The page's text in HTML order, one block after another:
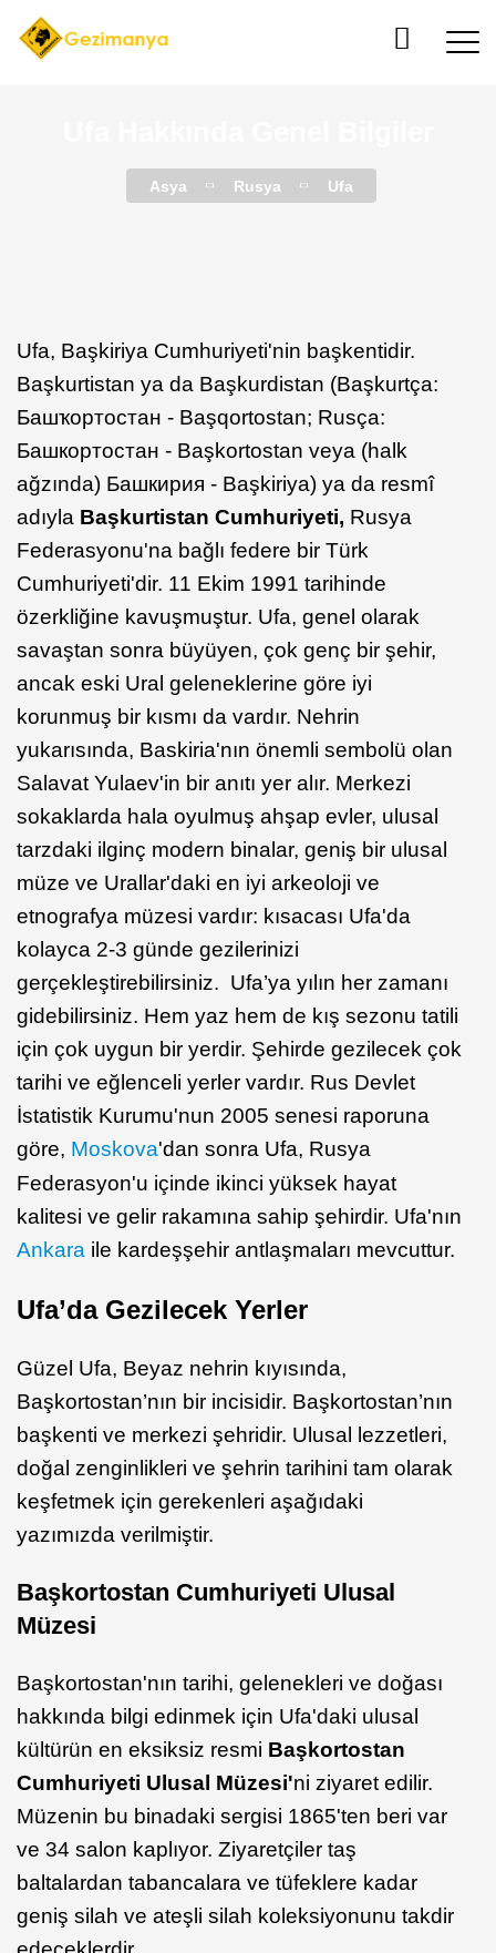
Asya Rusya Ufa
Ufa, Başkiriya Cumhuriyeti'nin başkentidir.
Başkurtistan ya da Başkurdistan (Başkurtça:
Башҡортостан - Başqortostan; Rusça:
Башкортостан - Başkortostan veya (halk
ağzında) Башкирия - Başkiriya) ya da resmî
adıyla Başkurtistan Cumhuriyeti, Rusya
Federasyonu'na bağlı federe bir Türk
Cumhuriyeti'dir. 11 Ekim 1991 tarihinde
özerkliğine kavuşmuştur. Ufa, genel olarak
savaştan sonra büyüyen, çok genç bir şehir,
ancak eski Ural geleneklerine göre iyi
korunmuş bir kısmı da vardır. Nehrin
yukarısında, Baskiria'nın önemli sembolü olan
Salavat Yulaev'in bir anıtı yer alır. Merkezi
sokaklarda hala oyulmuş ahşap evler, ulusal
tarzdaki ilginç modern binalar, geniş bir ulusal
müze ve Urallar'daki en iyi arkeoloji ve
etnografya müzesi vardır: kısacası Ufa'da
kolayca 2-3 günde gezilerinizi
gerçekleştirebilirsiniz. Ufa’ya yılın her zamanı
gidebilirsiniz. Hem yaz hem de kış sezonu tatili
için çok uygun bir yerdir. Şehirde gezilecek çok
tarihi ve eğlenceli yerler vardır. Rus Devlet
İstatistik Kurumu'nun 2005 senesi raporuna
göre, Moskova'dan sonra Ufa, Rusya
Federasyon'u içinde ikinci yüksek hayat
kalitesi ve gelir rakamına sahip şehirdir. Ufa'nın
Ankara ile kardeşşehir antlaşmaları mevcuttur.
Ufa’da Gezilecek Yerler
Güzel Ufa, Beyaz nehrin kıyısında,
Başkortostan’nın bir incisidir. Başkortostan’nın
başkenti ve merkezi şehridir. Ulusal lezzetleri,
doğal zenginlikleri ve şehrin tarihini tam olarak
keşfetmek için gerekenleri aşağıdaki
yazımızda verilmiştir.
Başkortostan Cumhuriyeti Ulusal
Müzesi
Başkortostan'nın tarihi, gelenekleri ve doğası
hakkında bilgi edinmek için Ufa'daki ulusal
kültürün en eksiksiz resmi Başkortostan
Cumhuriyeti Ulusal Müzesi'ni ziyaret edilir.
Müzenin bu binadaki sergisi 1865'ten beri var
ve 34 salon kaplıyor. Ziyaretçiler taş
baltalardan tabancalara ve tüfeklere kadar
geniş silah ve ateşli silah koleksiyonunu takdir